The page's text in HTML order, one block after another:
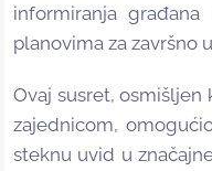
informiranja
planovima za završno
Ovaj susret,
zajednicom,
steknu uvid u